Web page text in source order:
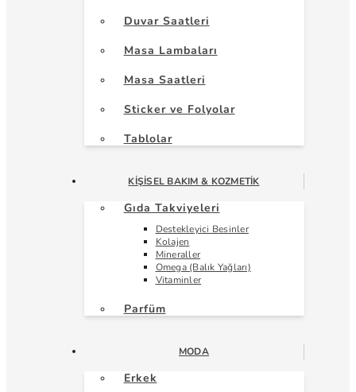
Duvar Saatleri
Masa Lambaları
Masa Saatleri
Sticker ve Folyolar
Tablolar
KIŞISEL BAKIM & KOZMETIK
Gıda Takviyeleri
Destekleyici Besinler
Kolajen
Mineraller
Omega (Balık Yağları)
Vitaminler
Parfüm
MODA
Erkek